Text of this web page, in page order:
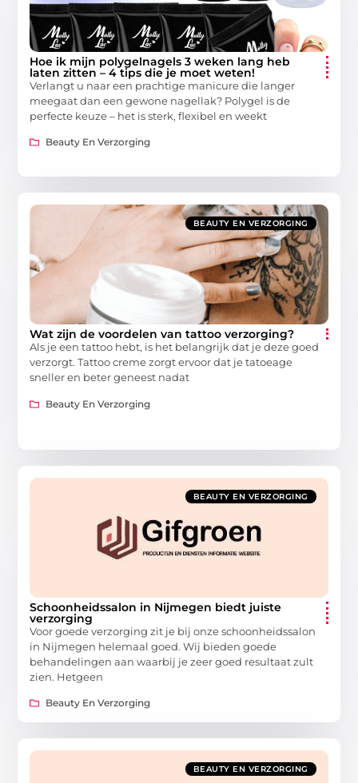
Hoe ik mijn polygelnagels 3 weken lang heb
laten zitten – 4 tips die je moet weten!
Verlangt u naar een prachtige manicure die langer
meegaat dan een gewone nagellak? Polygel is de
perfecte keuze – het is sterk, flexibel en weekt
Beauty En Verzorging
BEAUTY EN VERZORGING
Wat zijn de voordelen van tattoo verzorging?
Als je een tattoo hebt, is het belangrijk dat je deze goed
verzorgt. Tattoo creme zorgt ervoor dat je tatoeage
sneller en beter geneest nadat
Beauty En Verzorging
BEAUTY EN VERZORGING
Schoonheidssalon in Nijmegen biedt juiste
verzorging
Voor goede verzorging zit je bij onze schoonheidssalon
in Nijmegen helemaal goed. Wij bieden goede
behandelingen aan waarbij je zeer goed resultaat zult
zien. Hetgeen
Beauty En Verzorging
BEAUTY EN VERZORGING